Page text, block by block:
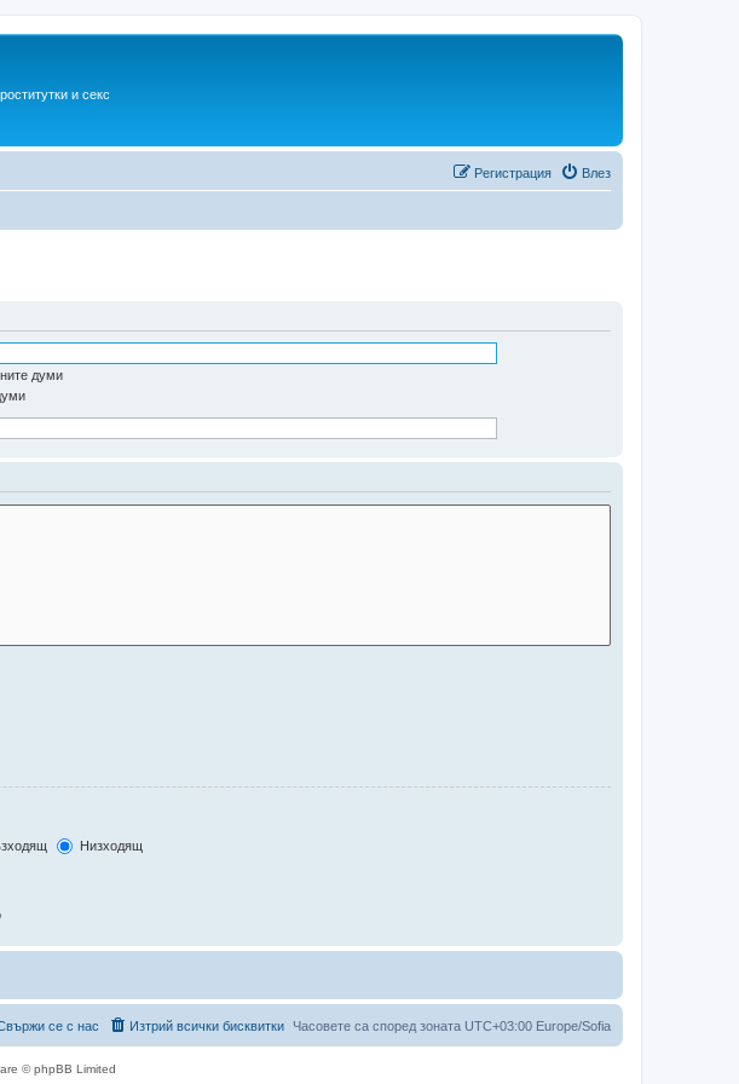
и секс
Влез
Регистрация
думи
Низходящ
Часовете са според зоната UTC+03:00 Europe/Sofia
Изтрий всички бисквитки
се с нас
© phpBB Limited